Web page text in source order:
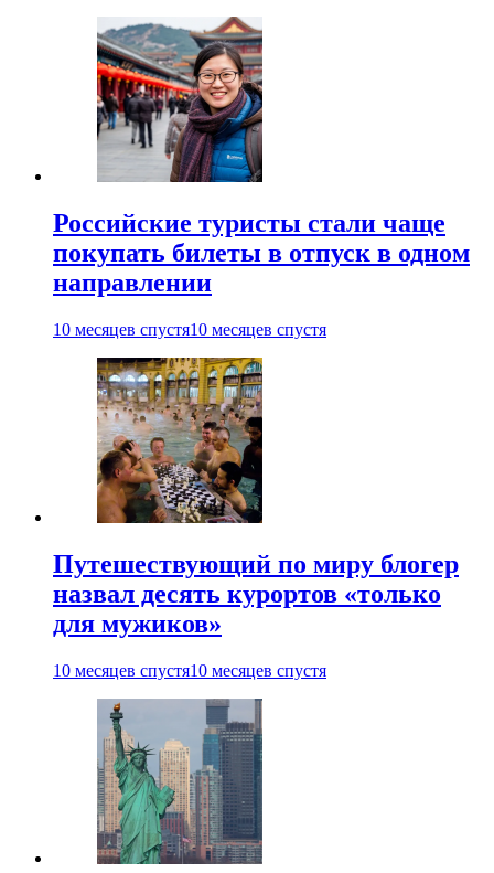
Российские туристы стали чаще
покупать билеты в отпуск в одном
направлении
10 месяцев спустя10 месяцев спустя
Путешествующий по миру блогер
назвал десять курортов «только
для мужиков»
10 месяцев спустя10 месяцев спустя